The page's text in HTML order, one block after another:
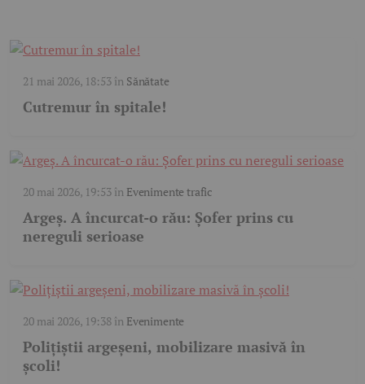
21 mai 2026, 18:53în Sănătate
Cutremur în spitale!
20 mai 2026, 19:53în Evenimente trafic
Argeș. A încurcat-o rău: Șofer prins cu
nereguli serioase
20 mai 2026, 19:38în Evenimente
Polițiștii argeșeni, mobilizare masivă în
școli!